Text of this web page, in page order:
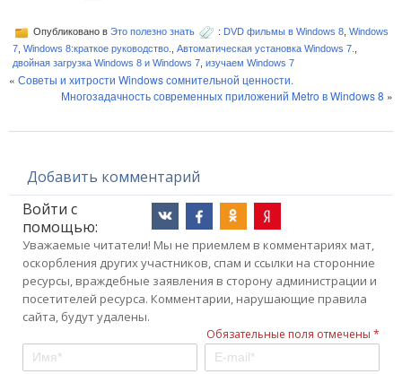
Опубликовано в Это полезно знать : DVD фильмы в Windows 8 Windows
7 Windows 8:краткое руководство. Автоматическая установка Windows 7.
двойная загрузка Windows 8 и Windows 7 изучаем Windows 7
« Советы и хитрости Windows сомнительной ценности.
Многозадачность современных приложений Metro в Windows 8 »
Добавить комментарий
Войти с
помощью:
Уважаемые читатели! Мы не приемлем в комментариях мат,
оскорбления других участников, спам и ссылки на сторонние
ресурсы, враждебные заявления в сторону администрации и
посетителей ресурса. Комментарии, нарушающие правила
сайта, будут удалены.
Обязательные поля отмечены *